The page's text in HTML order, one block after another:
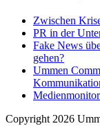
Zwischen
PR in der
Fake News
gehen?
Ummen
Copyright 2026